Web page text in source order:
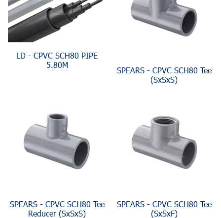
LD - CPVC SCH80 PIPE
5.80M
SPEARS - CPVC SCH80 Tee
(SxSxS)
SPEARS - CPVC SCH80 Tee
Reducer (SxSxS)
SPEARS - CPVC SCH80 Tee
(SxSxF)